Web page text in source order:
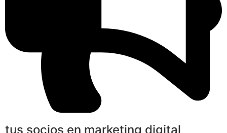
tus socios en marketing digital